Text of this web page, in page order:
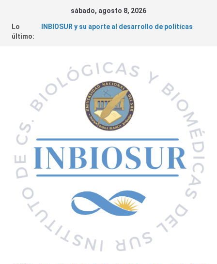
sábado, agosto 8, 2026
Lo
último:
INBIOSUR y su aporte al desarrollo de políticas
Fundación Williams – Convocatoria de Subsidios a
la Ciencia
Convocatorias 2026 – Financiamiento de
Proyectos